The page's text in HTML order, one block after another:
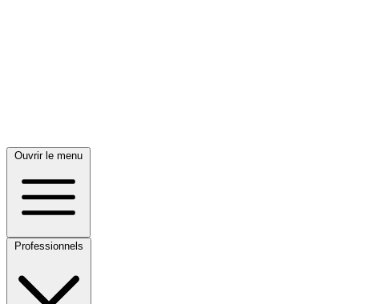
Ouvrir le menu
Professionnels